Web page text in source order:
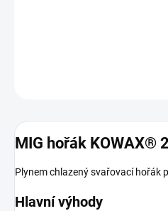
MIG hořák KOWAX®
Plynem chlazený svařovací hořák
Hlavní výhody